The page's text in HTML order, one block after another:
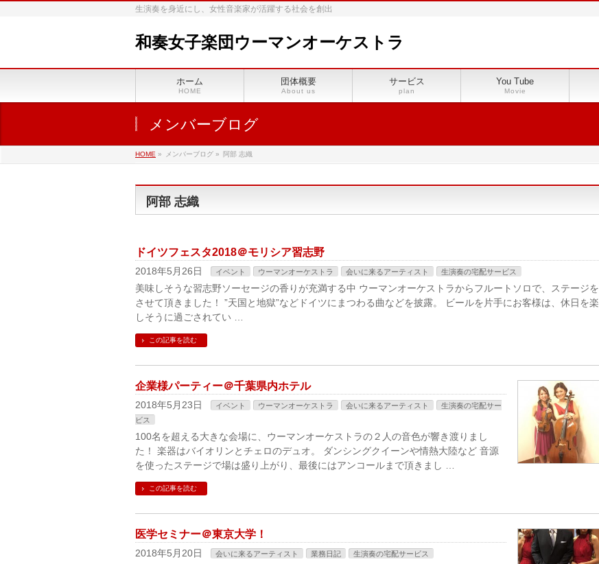
生演奏を身近にし、女性音楽家が活躍する社会を創出
和奏女子楽団ウーマンオーケストラ
ホーム
HOME
団体概要
About us
サービス
plan
You Tube
Movie
メンバーブログ
HOME » メンバーブログ » 阿部 志織
阿部 志織
ドイツフェスタ2018＠モリシア習志野
2018年5月26日 イベント ウーマンオーケストラ 会いに来るアーティスト 生演奏の宅配サービス
美味しそうな習志野ソーセージの香りが充満する中 ウーマンオーケストラからフルートソロで、ステージを
させて頂きました！ ”天国と地獄”などドイツにまつわる曲などを披露。 ビールを片手にお客様は、休日を楽
しそうに過ごされてい …
この記事を読む
企業様パーティー＠千葉県内ホテル
2018年5月23日 イベント ウーマンオーケストラ 会いに来るアーティスト
生演奏の宅配サー
ビス
100名を超える大きな会場に、ウーマンオーケストラの２人の音色が響き渡りまし
た！ 楽器はバイオリンとチェロのデュオ。 ダンシングクイーンや情熱大陸など 音源
を使ったステージで場は盛り上がり、最後にはアンコールまで頂きまし …
この記事を読む
医学セミナー＠東京大学！
2018年5月20日 会いに来るアーティスト 業務日記 生演奏の宅配サービス